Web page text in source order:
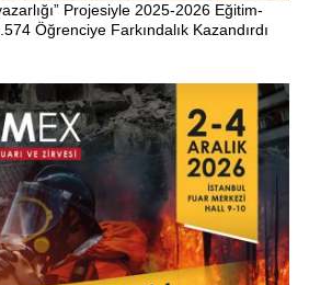
Projesiyle 2025-2026 Eğitim-
Öğrenciye Farkındalık Kazandırdı